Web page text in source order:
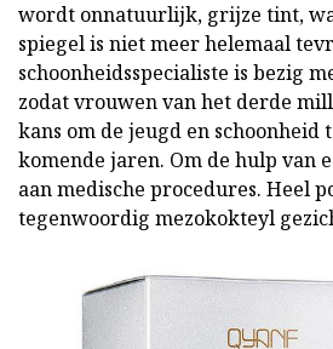
wordt onnatuurlijk, grijze tint,
spiegel is niet meer helemaal
schoonheidsspecialiste is bezig
zodat vrouwen van het derde
kans om de jeugd en schoonheid
komende jaren. Om de hulp van
aan medische procedures. Heel
tegenwoordig mezokokteyl